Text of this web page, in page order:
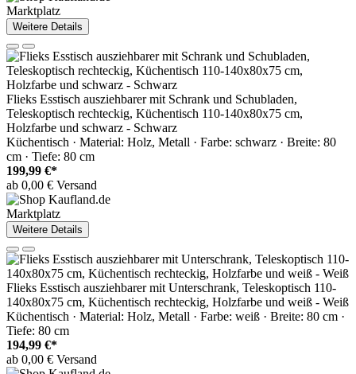
Marktplatz
Weitere Details
Flieks Esstisch ausziehbarer mit Schrank und Schubladen,
Teleskoptisch rechteckig, Küchentisch 110-140x80x75 cm,
Holzfarbe und schwarz - Schwarz
Küchentisch · Material: Holz, Metall · Farbe: schwarz · Breite: 80
cm · Tiefe: 80 cm
199,99 €*
ab 0,00 € Versand
Marktplatz
Weitere Details
Flieks Esstisch ausziehbarer mit Unterschrank, Teleskoptisch 110-
140x80x75 cm, Küchentisch rechteckig, Holzfarbe und weiß - Weiß
Küchentisch · Material: Holz, Metall · Farbe: weiß · Breite: 80 cm ·
Tiefe: 80 cm
194,99 €*
ab 0,00 € Versand